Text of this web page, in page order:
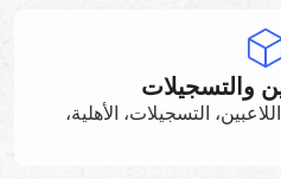
والتسجيلات
التسجيلات، الأهلية،